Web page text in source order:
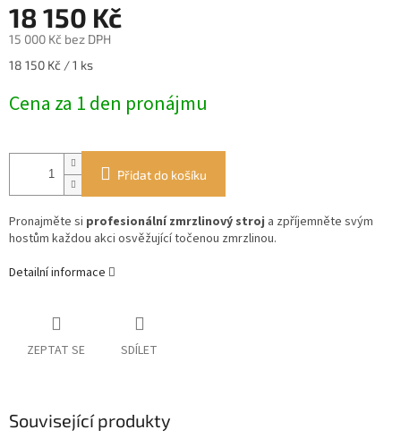
18 150 Kč
15 000 Kč bez DPH
Měrná
18 150 Kč / 1 ks
Cena za 1 den pronájmu
Přidat do košíku
Pronajměte si profesionální zmrzlinový stroj a zpříjemněte svým
hostům každou akci osvěžující točenou zmrzlinou.
Detailní informace
ZEPTAT SE SDÍLET
Související produkty